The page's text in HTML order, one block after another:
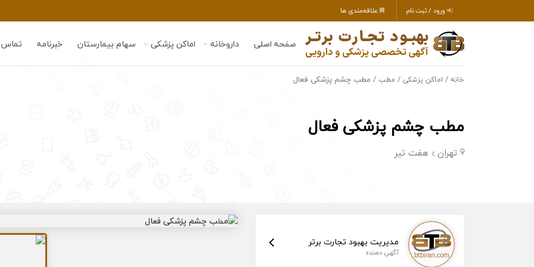
ورود / ثبت نام علاقه‌مندی ها
صفحه اصلی داروخانه اماکن پزشکی سهام بیمارستان خبرنامه تماس
خانه / اماکن پزشکی / مطب / مطب چشم پزشکی فعال
مطب چشم پزشکی فعال
تهران هفت تیر
مدیریت بهبود تجارت برتر
آگهی دهنده